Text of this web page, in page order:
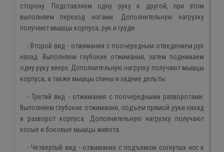
сторону. Подставляем одну руку к другой, при этом
выполняем переход ногами. Дополнительную нагрузку
получают мышцы корпуса, рук и груди.
- Второй вид - отжимания с поочередным отведением рук
назад. Выполняем глубокие отжимания, затем поднимаем
одну руку вверх. Дополнительную нагрузку получают мышцы
корпуса, а также мышцы спины и задние дельты.
- Третий вид - отжимания с поочередными разворотами.
Выполняем глубокие отжимания, подъем прямой руки назад
и разворот корпуса. Дополнительную нагрузку получают
косые и боковые мышцы живота.
- Четвертый вид - отжимания с подъемом согнутых ног к